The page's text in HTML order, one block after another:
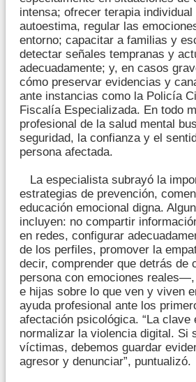
intensa; ofrecer terapia
autoestima, regular las
entorno; capacitar a familias y
detectar señales tempranas y
adecuadamente; y, en casos
cómo preservar evidencias y
ante instancias como la Policía
Fiscalía Especializada. En todo
profesional de la salud mental
seguridad, la confianza y el
persona afectada.
La especialista subrayó la
estrategias de prevención,
educación emocional digna.
incluyen: no compartir
en redes, configurar
de los perfiles, promover la
decir, comprender que detrás de
persona con emociones
e hijas sobre lo que ven y viven
ayuda profesional ante los
afectación psicológica. “La clave
normalizar la violencia digital. Si
víctimas, debemos guardar
agresor y denunciar”, puntualizó.